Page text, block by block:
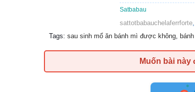
Satbabau
sattotbabauchelaferrforte,
Tags: sau sinh mổ ăn bánh mì được không,
Muốn bài